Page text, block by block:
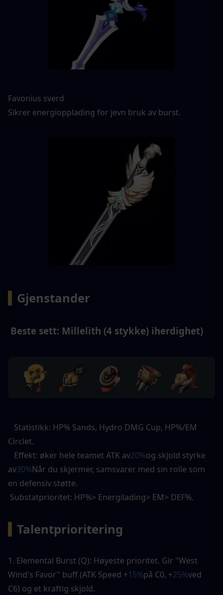
Favonius sverd
Sikrer energiopplading for jevn bruk av burst.
Gjenstander
Beste sett: Millelith (4 stykke) iherdighet)
Statistikk: HP% Sands, Hydro DMG Cup, HP%/EM
Circlet.
Effekt: øker hele teamet ATK av20%og skjold styrke
av30%Når du skjermer, samsvarer med sin rolle som
en defensiv støtte.
Substatprioritet: HP%> Energilading> EM> DEF%.
Talentprioritering
1. Elemental Burst (Q): Høyeste prioritet. Gir "West
Wind's Favor" buff (ATK Speed ​​+15%på C0, +25%ved
C6) og et kraftig skjold.